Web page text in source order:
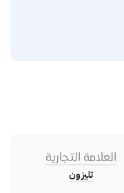
العلامة التجارية
تليزون